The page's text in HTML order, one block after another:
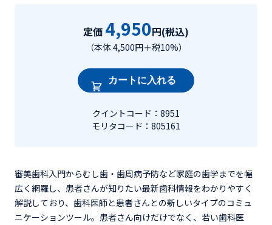
定価 4,950円(税込)
（本体 4,500円＋税10%）
カートに入れる
クイントコード：8951
モリタコード：805161
審美歯科入門からむし歯・歯周病予防など家庭の歯学までを幅
広く網羅し、患者さんが知りたい最新歯科情報をわかりやすく
解説しており、歯科医師と患者さんとの新しいタイプのコミュ
ニケーションツール。患者さん向けだけでなく、若い歯科医